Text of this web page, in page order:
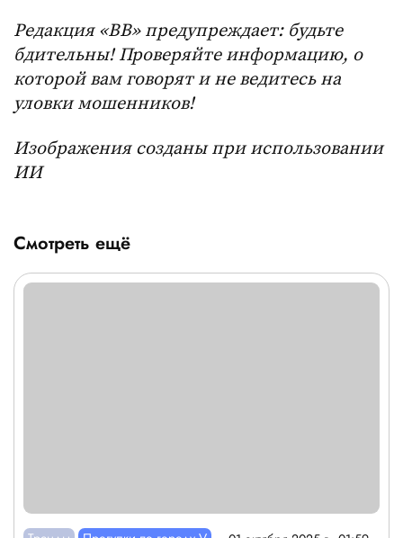
Редакция «ВВ» предупреждает: будьте
бдительны! Проверяйте информацию, о
которой вам говорят и не ведитесь на
уловки мошенников!
Изображения созданы при использовании
ИИ
Смотреть ещё